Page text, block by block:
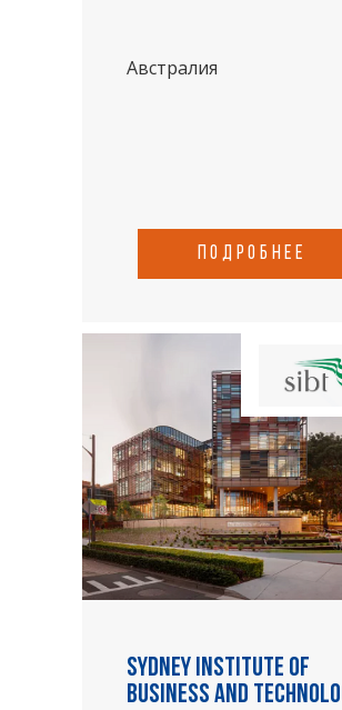
Австралия
подробнее
Sydney Institute of
Business and